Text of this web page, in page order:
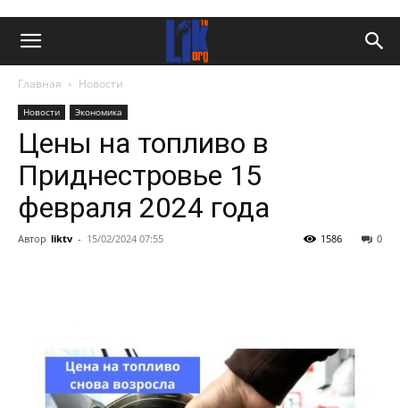
Главная Новости
Новости Экономика
Цены на топливо в
Приднестровье 15
февраля 2024 года
Автор liktv - 15/02/2024 07:55 0
1586